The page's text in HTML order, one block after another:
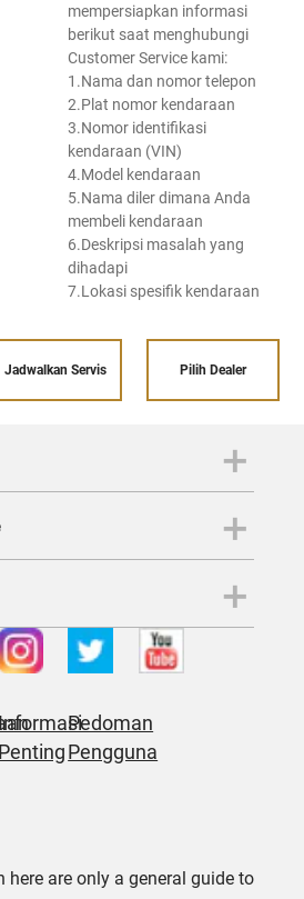
mempersiapkan informasi
berikut saat menghubungi
Customer Service kami:
1.Nama dan nomor telepon
2.Plat nomor kendaraan
3.Nomor identifikasi
kendaraan (VIN)
4.Model kendaraan
5.Nama diler dimana Anda
membeli kendaraan
6.Deskripsi masalah yang
dihadapi
7.Lokasi spesifik kendaraan
Jadwalkan Servis Pilih Dealer